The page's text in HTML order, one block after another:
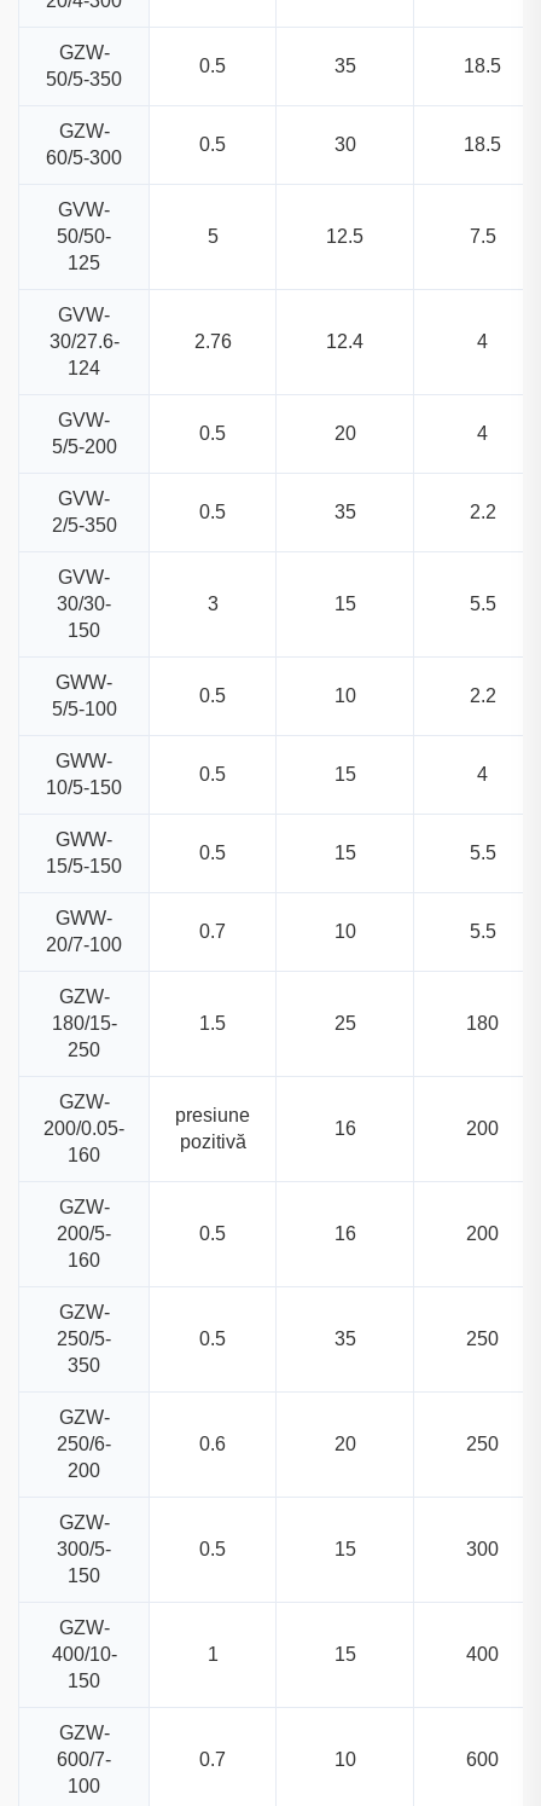
GZW-
50/5-350
0.5 35 18.5
GZW-
60/5-300
0.5 30 18.5
GVW-
50/50-
125
5 12.5 7.5
GVW-
30/27.6-
124
2.76 12.4 4
GVW-
5/5-200
0.5 20 4
GVW-
2/5-350
0.5 35 2.2
GVW-
30/30-
150
3 15 5.5
GWW-
5/5-100
0.5 10 2.2
GWW-
10/5-150
0.5 15 4
GWW-
15/5-150
0.5 15 5.5
GWW-
20/7-100
0.7 10 5.5
GZW-
180/15-
250
1.5 25 180
GZW-
200/0.05-
160
presiune
pozitivă
16 200
GZW-
200/5-
160
0.5 16 200
GZW-
250/5-
350
0.5 35 250
GZW-
250/6-
200
0.6 20 250
GZW-
300/5-
150
0.5 15 300
GZW-
400/10-
150
1 15 400
GZW-
600/7-
100
0.7 10 600